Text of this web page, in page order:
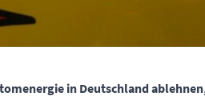
in Deutschland